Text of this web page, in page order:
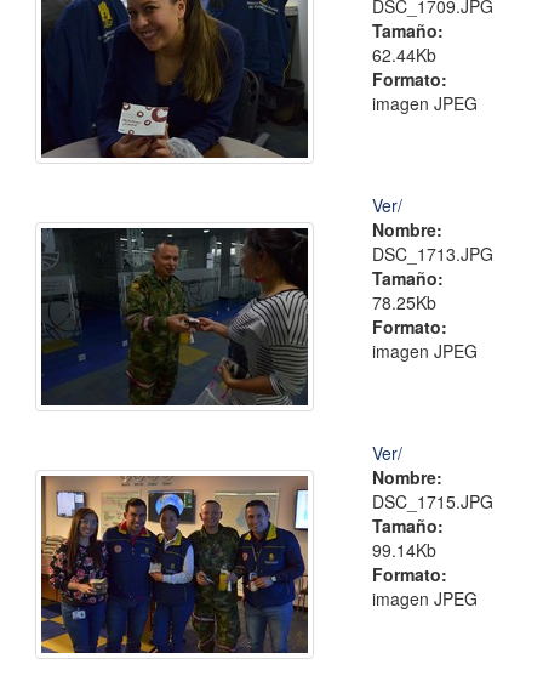
DSC_1709.JPG
Tamaño:
62.44Kb
Formato:
imagen JPEG
Ver/
Nombre:
DSC_1713.JPG
Tamaño:
78.25Kb
Formato:
imagen JPEG
Ver/
Nombre:
DSC_1715.JPG
Tamaño:
99.14Kb
Formato:
imagen JPEG